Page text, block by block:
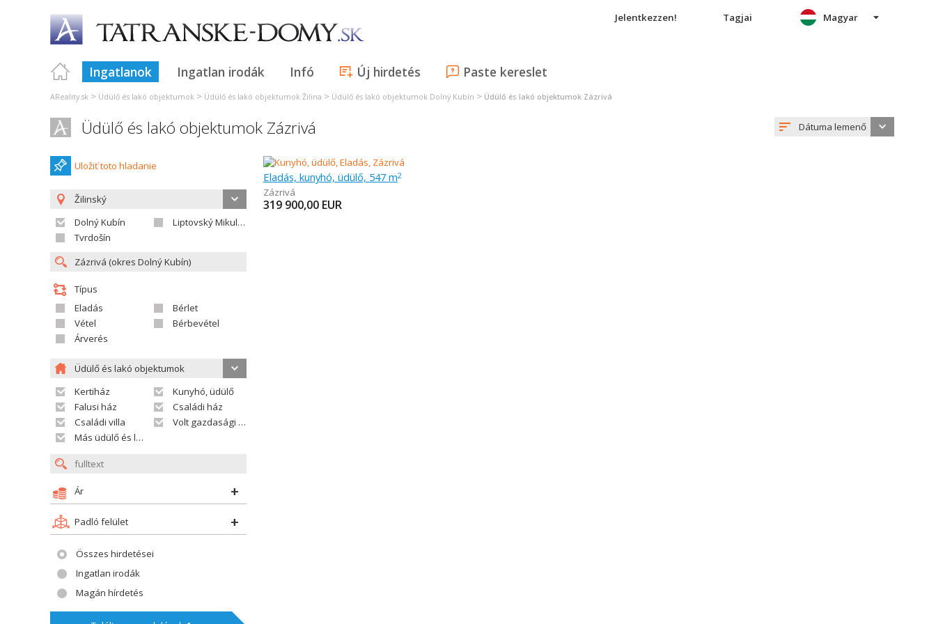
Jelentkezzen! Tagjai
Ingatlanok Ingatlan irodák Infó Új hirdetés Paste kereslet
Magyar
AReality.sk > Üdülő és lakó objektumok > Üdülő és lakó objektumok Žilina > Üdülő és lakó objektumok Dolný Kubín > Üdülő és lakó objektumok Zázrivá
Üdülő és lakó objektumok Zázrivá Dátuma lemenő
Uložiť toto hladanie
Žilinský
Dolný Kubín
Liptovský Mikuláš
Tvrdošín
Típus
Eladás
Bérlet
Vétel
Bérbevétel
Árverés
Üdülő és lakó objektumok
Kertiház
Kunyhó, üdülő
Falusi ház
Családi ház
Családi villa
Volt gazdasági település
Más üdülő és lakó objektumok
Ár
Padló felület
Összes hirdetései
Ingatlan irodák
Magán hírdetés
Eladás, kunyhó, üdülő, 547 m2
Zázrivá
319 900,00 EUR